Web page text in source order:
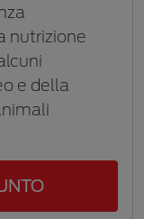
nutrizione
e della